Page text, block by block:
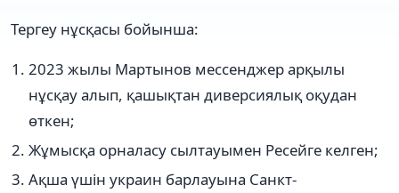
Тергеу нұсқасы бойынша:
2023 жылы Мартынов мессенджер арқылы
нұсқау алып, қашықтан диверсиялық оқудан
өткен;
Жұмысқа орналасу сылтауымен Ресейге келген;
Ақша үшін украин барлауына Санкт-